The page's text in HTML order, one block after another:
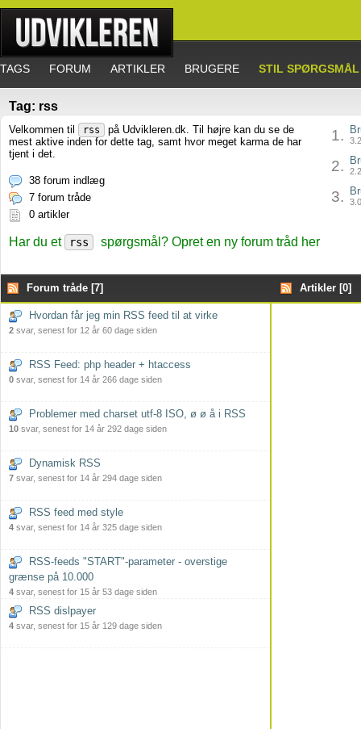
TAGS FORUM ARTIKLER BRUGERE STIL SPØRGSMÅL
Tag: rss
Velkommen til rss
på Udvikleren.dk. Til højre kan du se de
mest aktive inden for dette tag, samt hvor meget karma de har
tjent i det.
38 forum indlæg
7 forum tråde
0 artikler
1.
2.
3.
Har du et rss spørgsmål? Opret en ny forum tråd her
Forum tråde [7] Artikler [0]
Hvordan får jeg min RSS feed til at virke
2 svar, senest for 12 år 60 dage siden
RSS Feed: php header + htaccess
0 svar, senest for 14 år 266 dage siden
Problemer med charset utf-8 ISO, ø ø å i RSS
10 svar, senest for 14 år 292 dage siden
Dynamisk RSS
7 svar, senest for 14 år 294 dage siden
RSS feed med style
4 svar, senest for 14 år 325 dage siden
RSS-feeds "START"-parameter - overstige
grænse på 10.000
4 svar, senest for 15 år 53 dage siden
RSS dislpayer
4 svar, senest for 15 år 129 dage siden